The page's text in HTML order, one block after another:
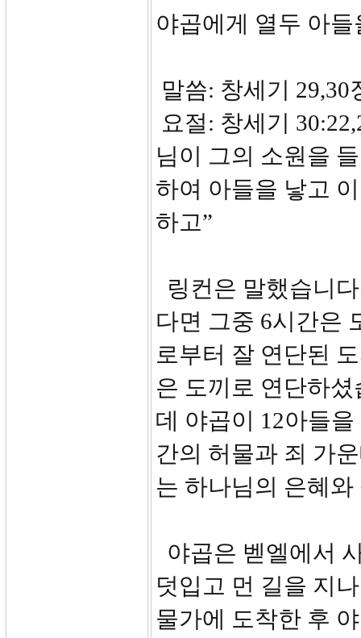
야곱에게 열두 아
말씀: 창세기 29,30
요절: 창세기
님이 그의 소원을
하여 아들을 낳고
하고”
링컨은 말했습니
다면 그중 6시간은
로부터 잘 연단된
은 도끼로 연단하
데 야곱이 12아들
간의 허물과 죄 가
는 하나님의 은혜
야곱은 벧엘에서
덧입고 먼 길을 지
물가에 도착한 후